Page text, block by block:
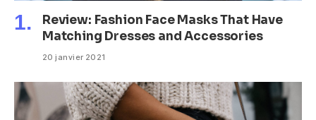
Review: Fashion Face Masks That Have
Matching Dresses and Accessories
20 janvier 2021